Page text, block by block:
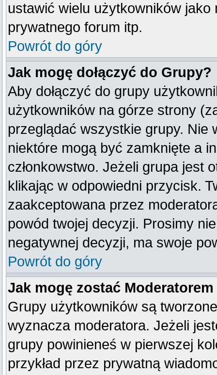
ustawić wielu użytkowników
prywatnego forum itp.
Powrót do góry
Jak mogę dołączyć do Grupy?
Aby dołączyć do grupy
użytkowników na górze strony
przeglądać wszystkie grupy. Nie
niektóre mogą być zamknięte a
członkowstwo. Jeżeli grupa jest
klikając w odpowiedni przycisk.
zaakceptowana przez
powód twojej decyzji. Prosimy
negatywnej decyzji, ma swoje
Powrót do góry
Jak mogę zostać
Grupy użytkowników są
wyznacza moderatora. Jeżeli
grupy powinieneś w pierwszej
przykład przez prywatną